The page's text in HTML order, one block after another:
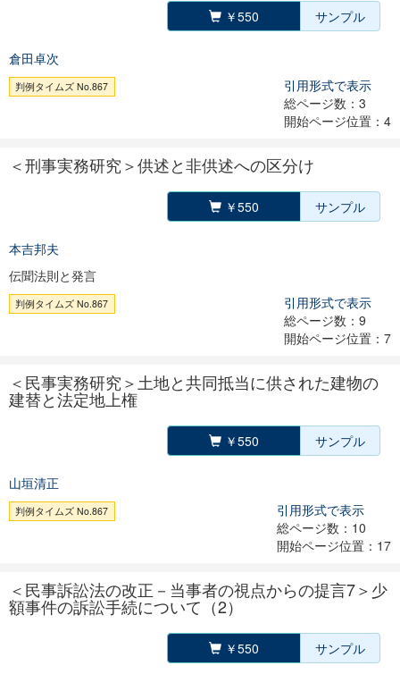
￥550 サンプル
倉田卓次
判例タイムズ No.867
引用形式で表示
総ページ数：3
開始ページ位置：4
＜刑事実務研究＞供述と非供述への区分け
￥550 サンプル
本吉邦夫
伝聞法則と発言
判例タイムズ No.867
引用形式で表示
総ページ数：9
開始ページ位置：7
＜民事実務研究＞土地と共同抵当に供された建物の
建替と法定地上権
￥550 サンプル
山垣清正
判例タイムズ No.867
引用形式で表示
総ページ数：10
開始ページ位置：17
＜民事訴訟法の改正－当事者の視点からの提言7＞少
額事件の訴訟手続について（2）
￥550 サンプル